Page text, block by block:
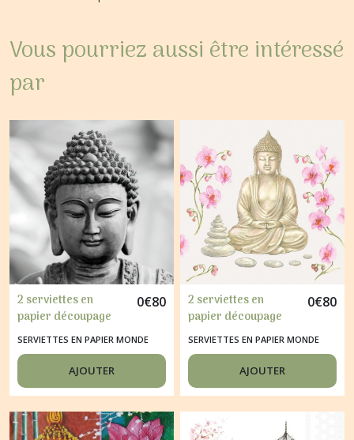
Vous pourriez aussi être intéressé
par
2 serviettes en
papier découpage
collage 33 cm
BOUDDHA
0€80
SERVIETTES EN PAPIER MONDE
AJOUTER
2 serviettes en
papier découpage
collage 33 cm
BOUDHA ZEN
0€80
SERVIETTES EN PAPIER MONDE
AJOUTER